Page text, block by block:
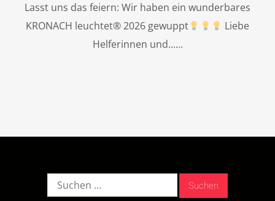
Lasst uns das feiern: Wir haben ein wunderbares
KRONACH leuchtet® 2026 gewuppt
Liebe
Helferinnen und...
Suche